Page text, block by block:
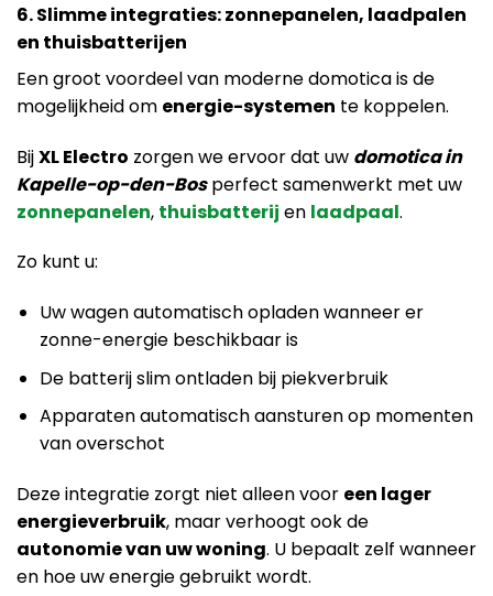
6. Slimme integraties: zonnepanelen, laadpalen
en thuisbatterijen
Een groot voordeel van moderne domotica is de
mogelijkheid om energie-systemen te koppelen.
BijXL Electro zorgen we ervoor dat uw domotica in
Kapelle-op-den-Bosperfect samenwerkt met uw
zonnepanelen, thuisbatterij en laadpaal.
Zo kunt u:
Uw wagen automatisch opladen wanneer er
zonne-energie beschikbaar is
De batterij slim ontladen bij piekverbruik
Apparaten automatisch aansturen op momenten
van overschot
Deze integratie zorgt niet alleen voor een lager
energieverbruik, maar verhoogt ook de
autonomie van uw woning. U bepaalt zelf wanneer
en hoe uw energie gebruikt wordt.